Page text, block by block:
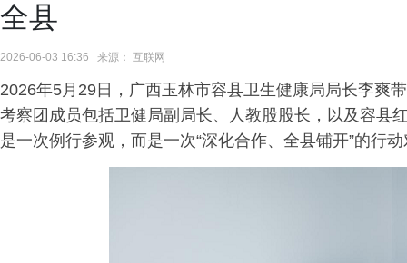
全县
2026-06-03 16:36 来源： 互联网
2026年5月29日，广西玉林市容县卫生健康局局长李爽
考察团成员包括卫健局副局长、人教股股长，以及容县
是一次例行参观，而是一次“深化合作、全县铺开”的行